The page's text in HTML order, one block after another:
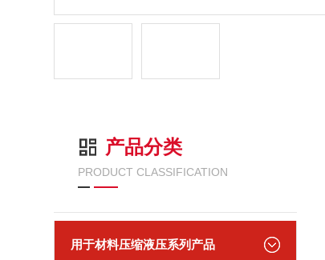
产品分类
PRODUCT CLASSIFICATION
用于材料压缩液压系列产品